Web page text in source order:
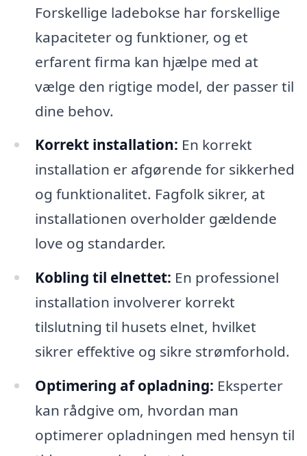
Forskellige ladebokse har forskellige
kapaciteter og funktioner, og et
erfarent firma kan hjælpe med at
vælge den rigtige model, der passer til
dine behov.
Korrekt installation: En korrekt
installation er afgørende for sikkerhed
og funktionalitet. Fagfolk sikrer, at
installationen overholder gældende
love og standarder.
Kobling til elnettet: En professionel
installation involverer korrekt
tilslutning til husets elnet, hvilket
sikrer effektive og sikre strømforhold.
Optimering af opladning: Eksperter
kan rådgive om, hvordan man
optimerer opladningen med hensyn til